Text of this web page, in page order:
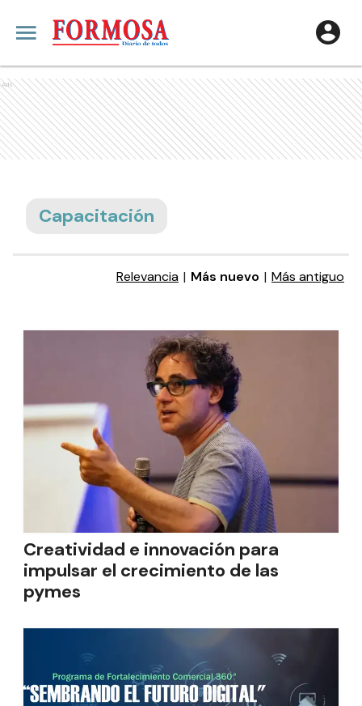
Ads
Capacitación
Relevancia | Más nuevo | Más antiguo
Creatividad e innovación para
impulsar el crecimiento de las
pymes